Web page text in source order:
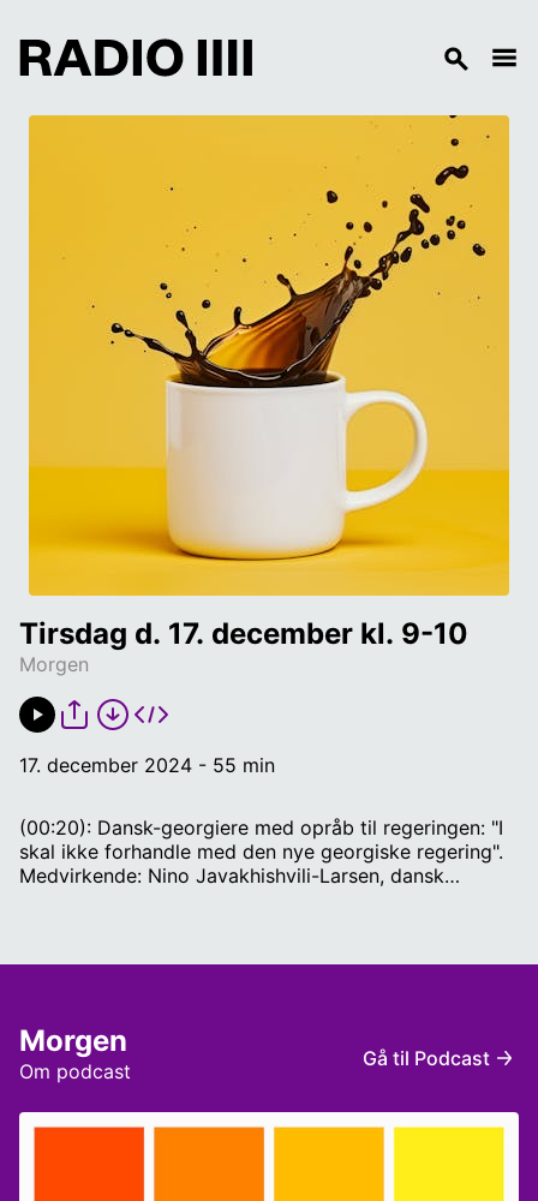
Morgen
Tirsdag d. 17. december kl. 9-10
17. december 2024 - 55 min
(00:20): Dansk-georgiere med opråb til regeringen: "I
skal ikke forhandle med den nye georgiske regering".
Medvirkende: Nino Javakhishvili-Larsen, dansk
Senior Research Advisor på Copenhagen Business
direktør i DJØF. (42:00): Tyrkiske tropper og tyrkisk-
støttede militser samler sig lige nu ved grænsen til
Forsvarsakademiet. Værter: Anne Philipsen & Kasper
Om podcast
Morgen Gå til Podcast